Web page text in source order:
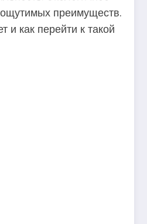
ощутимых преимуществ.
и как перейти к такой